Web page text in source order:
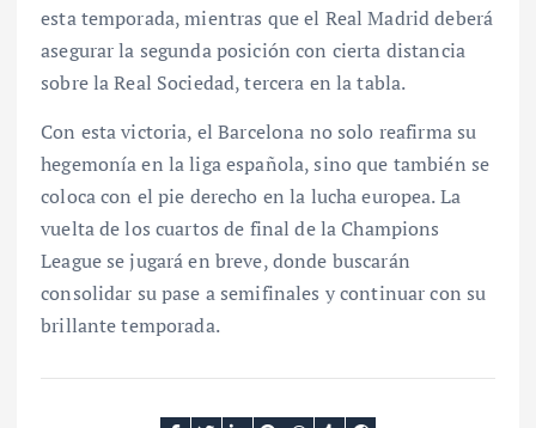
esta temporada, mientras que el Real Madrid deberá
asegurar la segunda posición con cierta distancia
sobre la Real Sociedad, tercera en la tabla.
Con esta victoria, el Barcelona no solo reafirma su
hegemonía en la liga española, sino que también se
coloca con el pie derecho en la lucha europea. La
vuelta de los cuartos de final de la Champions
League se jugará en breve, donde buscarán
consolidar su pase a semifinales y continuar con su
brillante temporada.